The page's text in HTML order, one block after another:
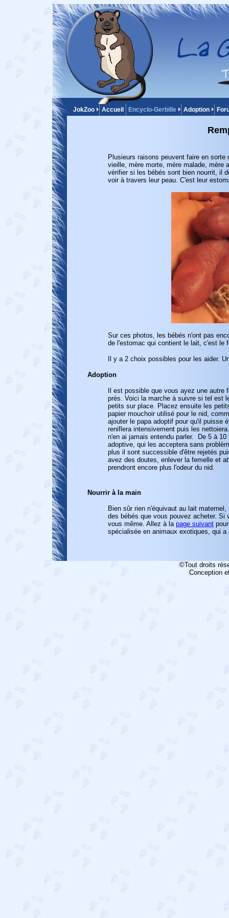
JokZoo Accueil Encyclo-Gerbille Adoption
Plusieurs raisons peuvent faire en
vieille, mère morte, mère malade, mère
vérifier si les bébés sont bien nourrit, il
voir à travers leur peau. C'est leur
Sur ces photos, les bébés n'ont pas
de l'estomac qui contient le lait, c'est le
Il y a 2 choix possibles pour les aider.
Adoption
Il est possible que vous ayez une
près. Voici la marche à suivre si tel est
petits sur place. Placez ensuite les
papier mouchoir utilisé pour le nid,
ajouter le papa adoptif pour qu'il puisse
reniflera intensivement puis les
n'en ai jamais entendu parler. De 5 à
adoptive, qui les acceptera sans
plus il sont successible d'être rejetés
avez des doutes, enlever la femelle et
prendront encore plus l'odeur du nid.
Nourrir à la main
Bien sûr rien n'équivaut au lait
des bébés que vous pouvez acheter.
vous même. Allez à la page suivant
spécialisée en animaux exotiques, qui
©Tout droits
Conception